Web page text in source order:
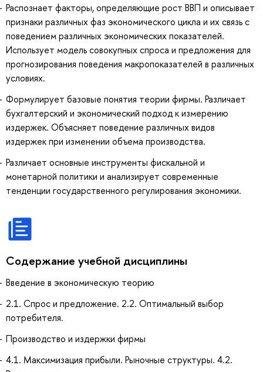
Распознает факторы, определяющие рост ВВП и описывает
признаки различных фаз экономического цикла и их связь с
поведением различных экономических показателей.
Использует модель совокупных спроса и предложения для
прогнозирования поведения макропоказателей в различных
условиях.
Формулирует базовые понятия теории фирмы. Различает
бухгалтерский и экономический подход к измерению
издержек. Объясняет поведение различных видов
издержек при изменении объема производства.
Различает основные инструменты фискальной и
монетарной политики и анализирует современные
тенденции государственного регулирования экономики.
Содержание учебной дисциплины
Введение в экономическую теорию
2.1. Спрос и предложение. 2.2. Оптимальный выбор
потребителя.
Производство и издержки фирмы
4.1. Максимизация прибыли. Рыночные структуры. 4.2.